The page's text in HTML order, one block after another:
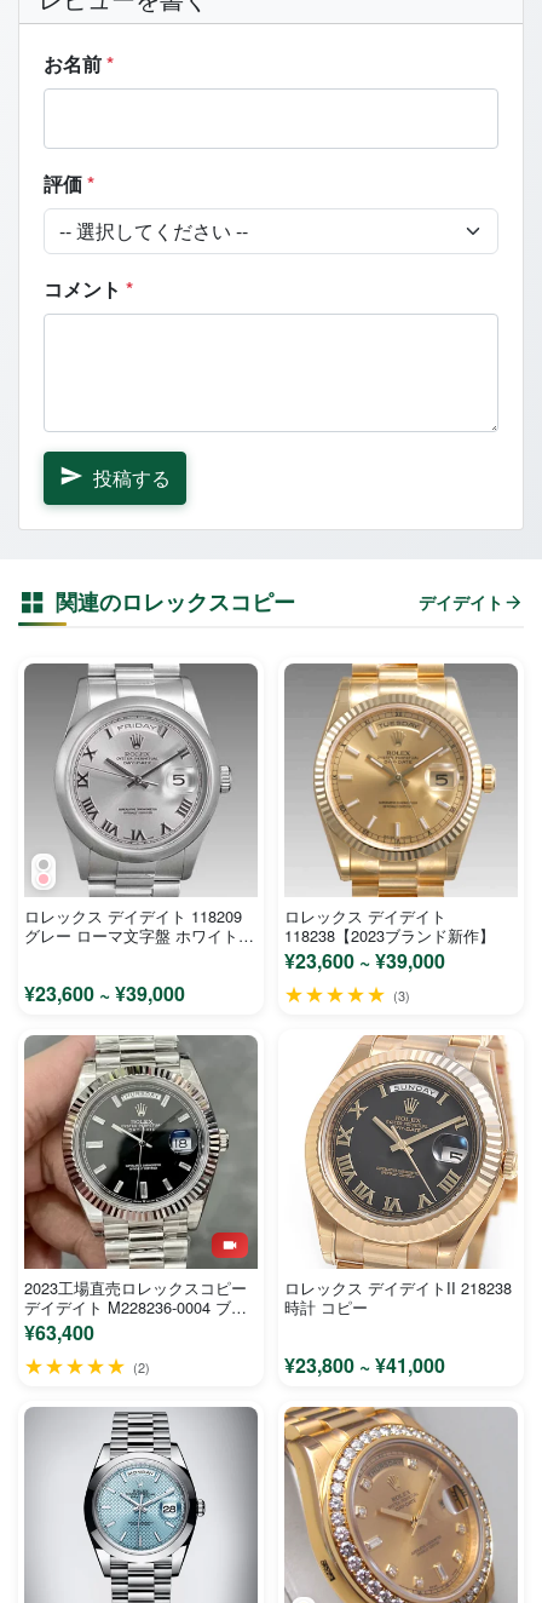
お名前*
評価*
コメント *
投稿する
関連のロレックスコピー デイデイト
ロレックス デイデイト 118209
グレー ローマ文字盤 ホワイトゴ
¥23,600 ~ ¥39,000
ロレックス デイデイト
118238【2023ブランド新作】
¥23,600 ~ ¥39,000
★★★★★ (3)
2023工場直売ロレックスコピー
デイデイト M228236-0004 ブラ
ック 40mm
¥63,400
★★★★★ (2)
ロレックス デイデイトII 218238
時計 コピー
¥23,800 ~ ¥41,000